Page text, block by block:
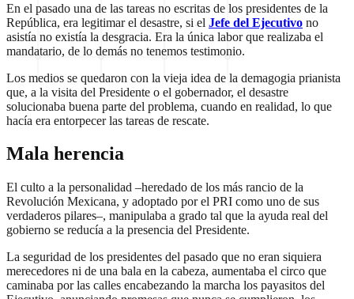
En el pasado una de las tareas no escritas de los presidentes de la
República, era legitimar el desastre, si el Jefe del Ejecutivo no
asistía no existía la desgracia. Era la única labor que realizaba el
mandatario, de lo demás no tenemos testimonio.
Los medios se quedaron con la vieja idea de la demagogia prianista
que, a la visita del Presidente o el gobernador, el desastre
solucionaba buena parte del problema, cuando en realidad, lo que
hacía era entorpecer las tareas de rescate.
Mala herencia
El culto a la personalidad –heredado de los más rancio de la
Revolución Mexicana, y adoptado por el PRI como uno de sus
verdaderos pilares–, manipulaba a grado tal que la ayuda real del
gobierno se reducía a la presencia del Presidente.
La seguridad de los presidentes del pasado que no eran siquiera
merecedores ni de una bala en la cabeza, aumentaba el circo que
caminaba por las calles encabezando la marcha los payasitos del